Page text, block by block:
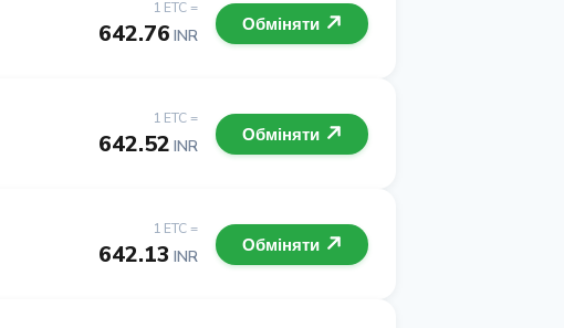
1 ETC =
642.76 INR
Обміняти
1 ETC =
642.52 INR
Обміняти
1 ETC =
642.13 INR
Обміняти